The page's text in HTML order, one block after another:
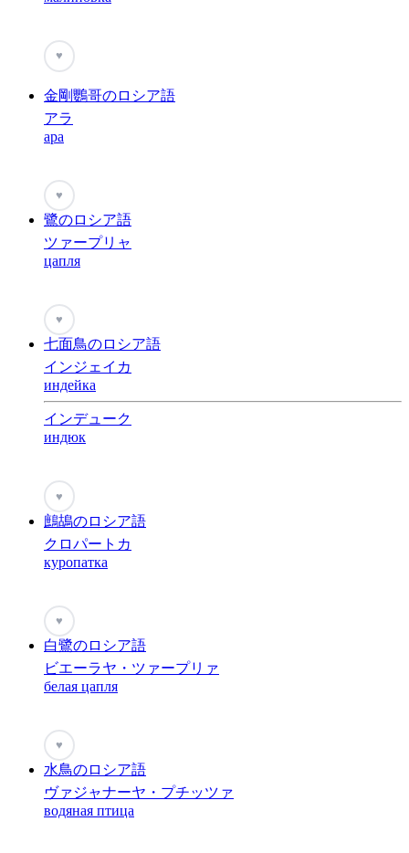
♥
金剛鸚哥のロシア語
アラ
ара
♥
鷺のロシア語
ツァープリャ
цапля
♥
七面鳥のロシア語
インジェイカ
индейка
インデューク
индюк
♥
鷓鴣のロシア語
クロパートカ
куропатка
♥
白鷺のロシア語
ビエーラヤ・ツァープリァ
белая цапля
♥
水鳥のロシア語
ヴァジャナーヤ・プチッツァ
водяная птица